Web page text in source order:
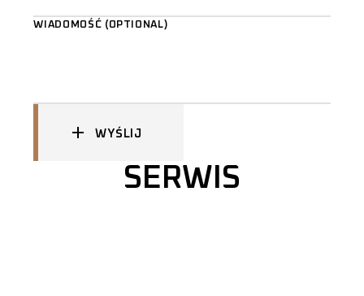
WIADOMOŚĆ (OPTIONAL)
WYŚLIJ
SERWIS